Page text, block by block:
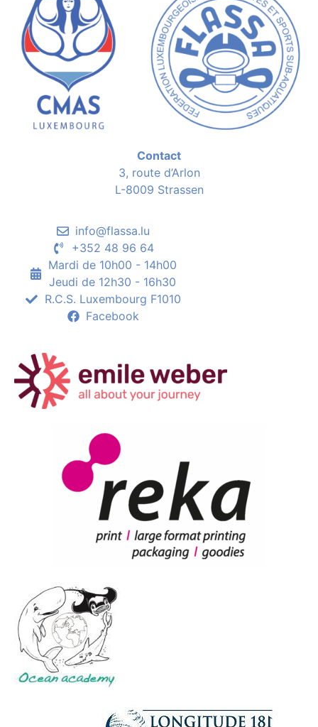
Contact
3, route d’Arlon
L-8009 Strassen
info@flassa.lu
+352 48 96 64
Mardi de 10h00 - 14h00
Jeudi de 12h30 - 16h30
R.C.S. Luxembourg F1010
Facebook